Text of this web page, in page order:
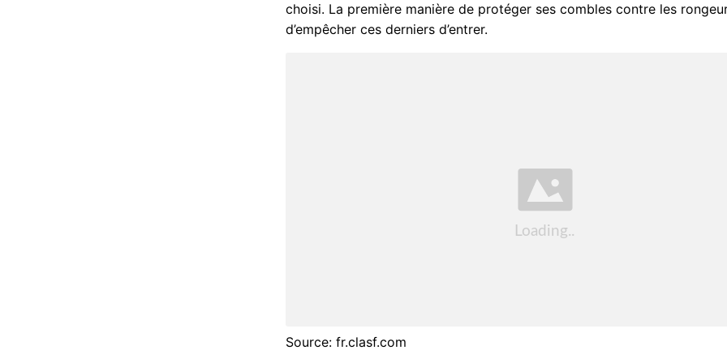
choisi. La première manière de protéger ses combles contre les
d’empêcher ces derniers d’entrer.
Source: fr.clasf.com